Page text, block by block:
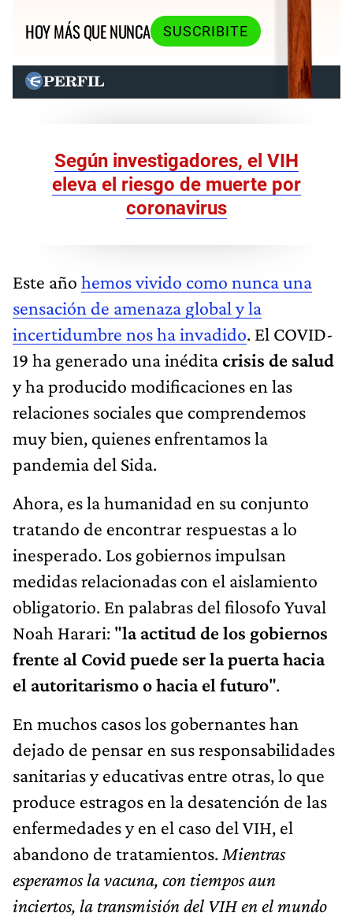
HOY MÁS QUE NUNCA
SUSCRIBITE
Según investigadores, el VIH
eleva el riesgo de muerte por
coronavirus
Este año hemos vivido como nunca una
sensación de amenaza global y la
incertidumbre nos ha invadido. El COVID-
19 ha generado una inéditacrisis de salud
y ha producido modificaciones en las
relaciones sociales que comprendemos
muy bien, quienes enfrentamos la
pandemia del Sida.
Ahora, es la humanidad en su conjunto
tratando de encontrar respuestas a lo
inesperado. Los gobiernos impulsan
medidas relacionadas con el aislamiento
obligatorio. En palabras del filosofo Yuval
Noah Harari: "la actitud de los gobiernos
frente al Covid puede ser la puerta hacia
el autoritarismo o hacia el futuro".
En muchos casos los gobernantes han
dejado de pensar en sus responsabilidades
sanitarias y educativas entre otras, lo que
produce estragos en la desatención de las
enfermedades y en el caso del VIH, el
abandono de tratamientos. Mientras
esperamos la vacuna, con tiempos aun
inciertos, la transmisión del VIH en el mundo